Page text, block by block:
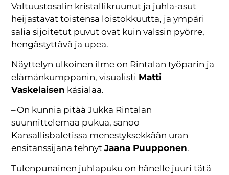
Valtuustosalin kristallikruunut ja juhla-asut
heijastavat toistensa loistokkuutta, ja ympäri
salia sijoitetut puvut ovat kuin valssin pyörre,
hengästyttävä ja upea.
Näyttelyn ulkoinen ilme on Rintalan työparin ja
elämänkumppanin, visualisti Matti
Vaskelaisen käsialaa.
– On kunnia pitää Jukka Rintalan
suunnittelemaa pukua, sanoo
Kansallisbaletissa menestyksekkään uran
ensitanssijana tehnytJaana Puupponen.
Tulenpunainen juhlapuku on hänelle juuri tätä